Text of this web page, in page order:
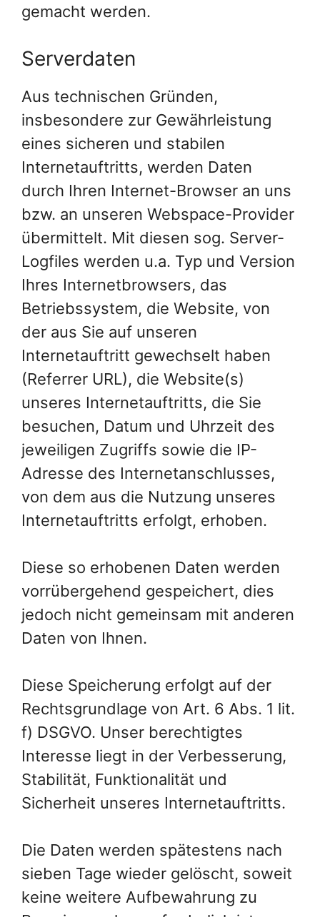
gemacht werden.
Serverdaten
Aus technischen Gründen,
insbesondere zur Gewährleistung
eines sicheren und stabilen
Internetauftritts, werden Daten
durch Ihren Internet-Browser an uns
bzw. an unseren Webspace-Provider
übermittelt. Mit diesen sog. Server-
Logfiles werden u.a. Typ und Version
Ihres Internetbrowsers, das
Betriebssystem, die Website, von
der aus Sie auf unseren
Internetauftritt gewechselt haben
(Referrer URL), die Website(s)
unseres Internetauftritts, die Sie
besuchen, Datum und Uhrzeit des
jeweiligen Zugriffs sowie die IP-
Adresse des Internetanschlusses,
von dem aus die Nutzung unseres
Internetauftritts erfolgt, erhoben.
Diese so erhobenen Daten werden
vorrübergehend gespeichert, dies
jedoch nicht gemeinsam mit anderen
Daten von Ihnen.
Diese Speicherung erfolgt auf der
Rechtsgrundlage von Art. 6 Abs. 1 lit.
f) DSGVO. Unser berechtigtes
Interesse liegt in der Verbesserung,
Stabilität, Funktionalität und
Sicherheit unseres Internetauftritts.
Die Daten werden spätestens nach
sieben Tage wieder gelöscht, soweit
keine weitere Aufbewahrung zu